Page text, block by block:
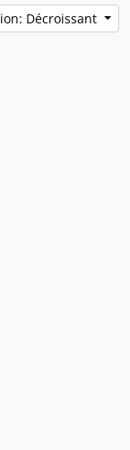
Décroissant